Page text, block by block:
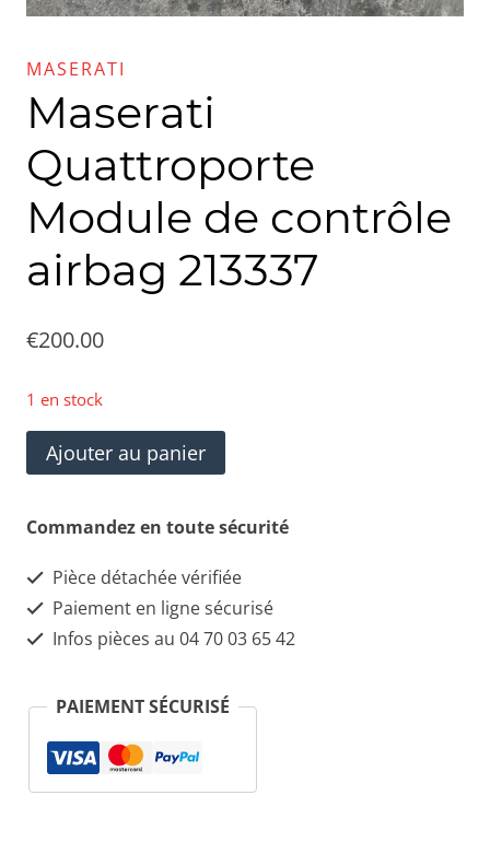
MASERATI
Maserati
Quattroporte
Module de contrôle
airbag 213337
€200.00
1 en stock
quantité
de
Maserati
Module
de
Ajouter au panier
Commandez en toute sécurité
Pièce détachée vérifiée
Paiement en ligne sécurisé
Infos pièces au 04 70 03 65 42
PAIEMENT SÉCURISÉ